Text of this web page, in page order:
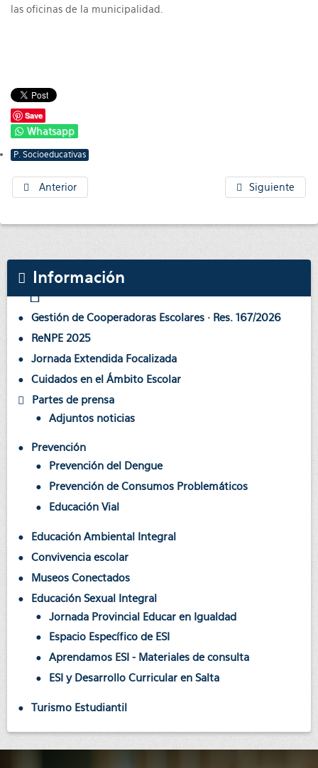
las oficinas de la municipalidad.
Save
Whatsapp
P. Socioeducativas
Anterior Siguiente
Información
Gestión de Cooperadoras Escolares · Res. 167/2026
ReNPE 2025
Jornada Extendida Focalizada
Cuidados en el Ámbito Escolar
Partes de prensa
Adjuntos noticias
Prevención
Prevención del Dengue
Prevención de Consumos Problemáticos
Educación Vial
Educación Ambiental Integral
Convivencia escolar
Museos Conectados
Educación Sexual Integral
Jornada Provincial Educar en Igualdad
Espacio Específico de ESI
Aprendamos ESI - Materiales de consulta
ESI y Desarrollo Curricular en Salta
Turismo Estudiantil